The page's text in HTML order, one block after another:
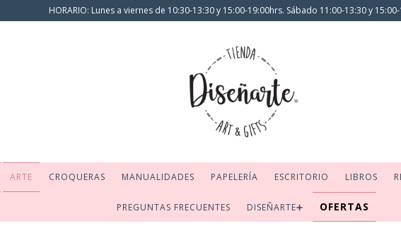
HORARIO: Lunes a viernes de 10:30-13:30 y 15:00-19:00hrs. Sábado 11:00-13:30 y
ARTE CROQUERAS MANUALIDADES PAPELERÍA ESCRITORIO LIBROS
PREGUNTAS FRECUENTES DISEÑARTE➕ OFERTAS